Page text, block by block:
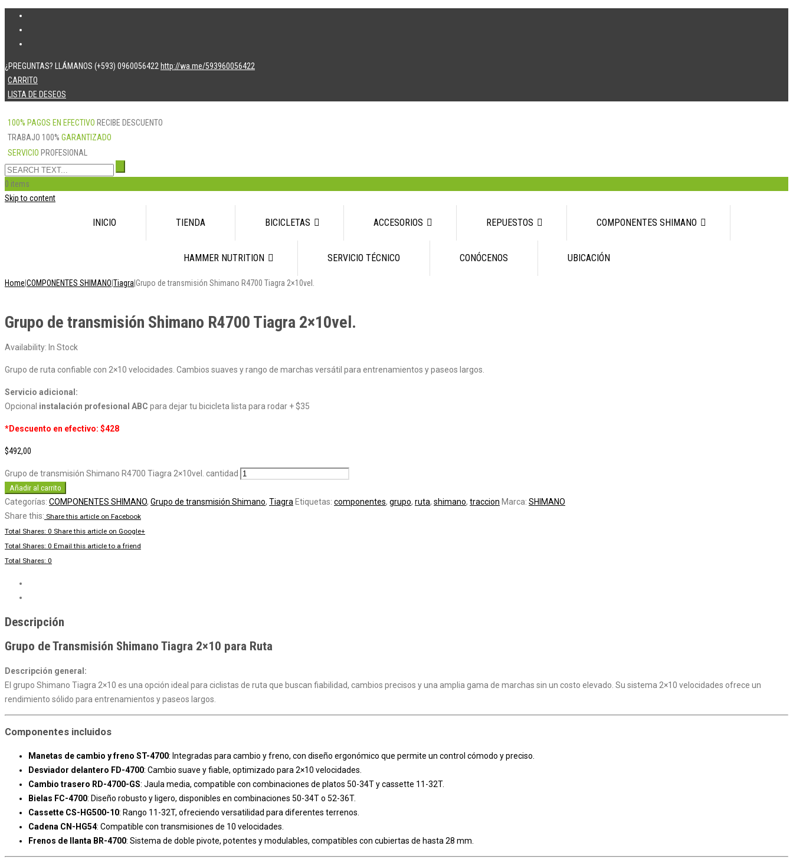
¿PREGUNTAS? LLÁMANOS (+593) 0960056422 http://wa.me/593960056422
CARRITO
LISTA DE DESEOS
100% PAGOS EN EFECTIVO RECIBE DESCUENTO
TRABAJO 100% GARANTIZADO
SERVICIO PROFESIONAL
0 items
Skip to content
INICIO TIENDA BICICLETAS ACCESORIOS REPUESTOS COMPONENTES SHIMANO
HAMMER NUTRITION SERVICIO TÉCNICO CONÓCENOS UBICACIÓN
Home COMPONENTES SHIMANO Tiagra Grupo de transmisión Shimano R4700 Tiagra 2×10vel.
Grupo de transmisión Shimano R4700 Tiagra 2×10vel.
Availability: In Stock
Grupo de ruta confiable con 2×10 velocidades. Cambios suaves y rango de marchas versátil para entrenamientos y paseos largos.
Servicio adicional:
Opcional instalación profesional ABC para dejar tu bicicleta lista para rodar + $35
*Descuento en efectivo: $428
$492,00
Grupo de transmisión Shimano R4700 Tiagra 2×10vel. cantidad
Añadir al carrito
Categorías: COMPONENTES SHIMANO, Grupo de transmisión Shimano, Tiagra Etiquetas: componentes, grupo, ruta, shimano, traccion Marca: SHIMANO
Share this: Share this article on Facebook
Total Shares: 0 Share this article on Google+
Total Shares: 0 Email this article to a friend
Total Shares: 0
Descripción
Grupo de Transmisión Shimano Tiagra 2×10 para Ruta
Descripción general:
El grupo Shimano Tiagra 2×10 es una opción ideal para ciclistas de ruta que buscan fiabilidad, cambios precisos y una amplia gama de marchas sin un costo elevado. Su sistema 2×10 velocidades ofrece un
rendimiento sólido para entrenamientos y paseos largos.
Componentes incluidos
Manetas de cambio y freno ST-4700: Integradas para cambio y freno, con diseño ergonómico que permite un control cómodo y preciso.
Desviador delantero FD-4700: Cambio suave y fiable, optimizado para 2×10 velocidades.
Cambio trasero RD-4700-GS: Jaula media, compatible con combinaciones de platos 50-34T y cassette 11-32T.
Bielas FC-4700: Diseño robusto y ligero, disponibles en combinaciones 50-34T o 52-36T.
Cassette CS-HG500-10: Rango 11-32T, ofreciendo versatilidad para diferentes terrenos.
Cadena CN-HG54: Compatible con transmisiones de 10 velocidades.
Frenos de llanta BR-4700: Sistema de doble pivote, potentes y modulables, compatibles con cubiertas de hasta 28 mm.